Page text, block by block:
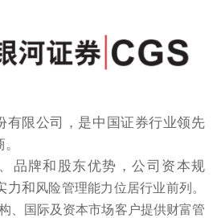
有限公司，是中国证券行业领先
品牌和股东优势，公司资本规
力和 风险管理能力位居行业前列。
、国际及资本市场客户提供财富管